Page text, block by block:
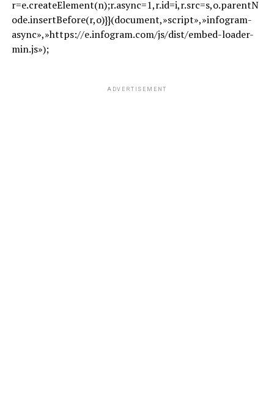
r=e.createElement(n);r.async=1,r.id=i,r.src=s,o.parentN
ode.insertBefore(r,o)}}(document,»script»,»infogram-
async»,»https://e.infogram.com/js/dist/embed-loader-
min.js»);
ADVERTISEMENT